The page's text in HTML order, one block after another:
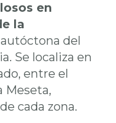
en
la
del
Se localiza en
entre el
Meseta,
cada zona.